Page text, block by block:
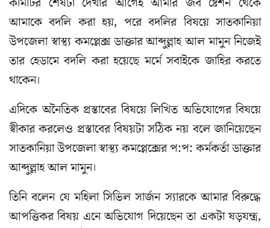
আমাকে বদলি করা হয়, পরে বদলির বিষয়ে সাতকানিয়া
উপজেলা স্বাস্থ্য কমপ্লেক্স ডাক্তার আব্দুল্লাহ আল মামুন নিজেই
তার হেডামে বদলি করা হয়েছে মর্মে সবাইকে জাহির করতে
থাকেন।
এদিকে অনৈতিক প্রস্তাবের বিষয়ে লিখিত অভিযোগের বিষয়ে
স্বীকার করলেও প্রস্তাবের বিষয়টা সঠিক নয় বলে জানিয়েছেন
সাতকানিয়া উপজেলা স্বাস্থ্য কমপ্লেক্সের প:প: কর্মকর্তা ডাক্তার
আব্দুল্লাহ আল মামুন।
তিনি বলেন যে মহিলা সিভিল সার্জন স্যারকে আমার বিরুদ্ধে
আপত্তিকর বিষয় এনে অভিযোগ দিয়েছেন তা একটা ষড়যন্ত্র,